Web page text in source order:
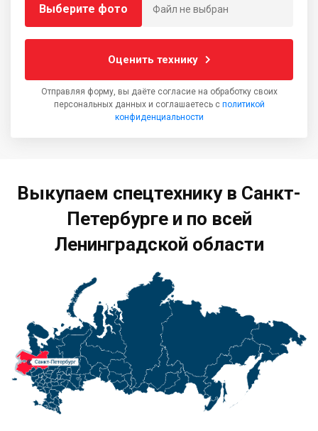
Выберите фото Файл не выбран
Оценить технику
Отправляя форму, вы даёте согласие на обработку своих
персональных данных и соглашаетесь с политикой
конфиденциальности
Выкупаем спецтехнику в Санкт-
Петербурге и по всей
Ленинградской области